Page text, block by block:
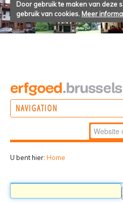
Door gebruik te maken van deze
gebruik van cookies. Meer
NAVIGATION
Zoek
U bent hier: Home